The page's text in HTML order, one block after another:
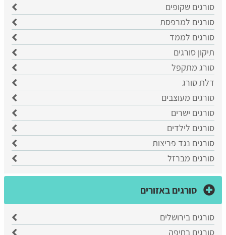
סורגים שקופים
סורגים למרפסת
סורגים לממד
תיקון סורגים
סורג מתקפל
דלת סורג
סורגים מעוצבים
סורגים ישרים
סורגים לילדים
סורגים נגד פריצות
סורגים מברזל
סורגים באזורים
סורגים בירושלים
סורגים בחיפה